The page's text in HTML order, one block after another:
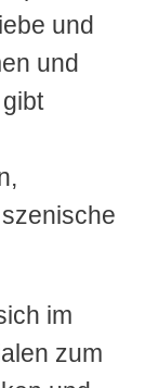
und
und
im
zum